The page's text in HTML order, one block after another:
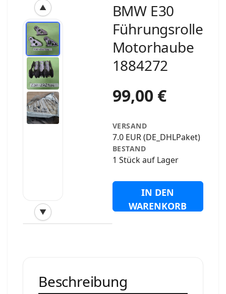
▲
▼
‹
BMW E30
Führungsrolle
Motorhaube
1884272
99,00 €
VERSAND
7.0 EUR (DE_DHLPaket)
BESTAND
1 Stück auf Lager
IN DEN
WARENKORB
Beschreibung